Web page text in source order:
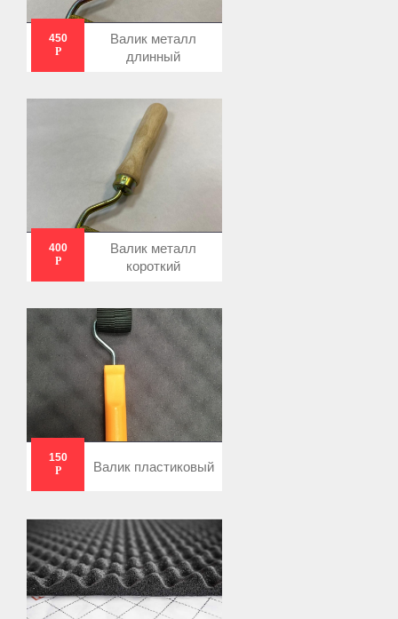
450
Р
Валик металл
длинный
400
Р
Валик металл
короткий
150
Р
Валик пластиковый